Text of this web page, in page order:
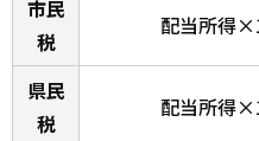
市民
税
配当所得
県民
税
配当所得